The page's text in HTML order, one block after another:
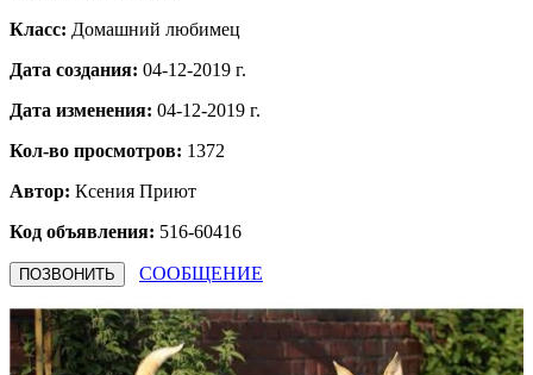
Класс: Домашний любимец
Дата создания: 04-12-2019 г.
Дата изменения: 04-12-2019 г.
Кол-во просмотров: 1372
Автор: Ксения Приют
Код объявления: 516-60416
ПОЗВОНИТЬ СООБЩЕНИЕ